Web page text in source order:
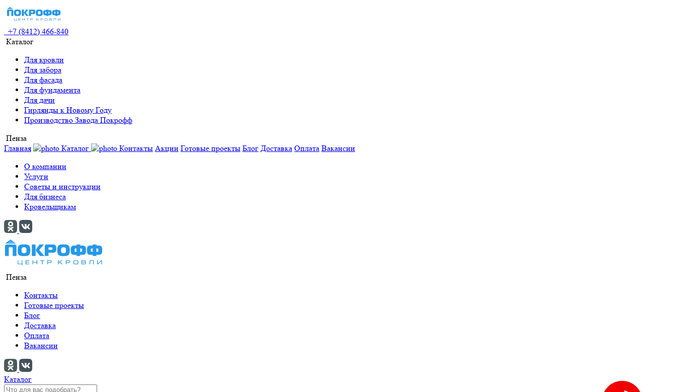
+7 (8412) 466-840
Каталог
Для кровли
Для забора
Для фасада
Для фундамента
Для дачи
Гирлянды к Новому Году
Производство Завода Покрофф
Пенза
Главная
Каталог Контакты Акции Готовые проекты Блог Доставка Оплата Вакансии
О компании
Услуги
Советы и инструкции
Для бизнеса
Кровельщикам
Пенза
Контакты
Готовые проекты
Блог
Доставка
Оплата
Вакансии
Каталог